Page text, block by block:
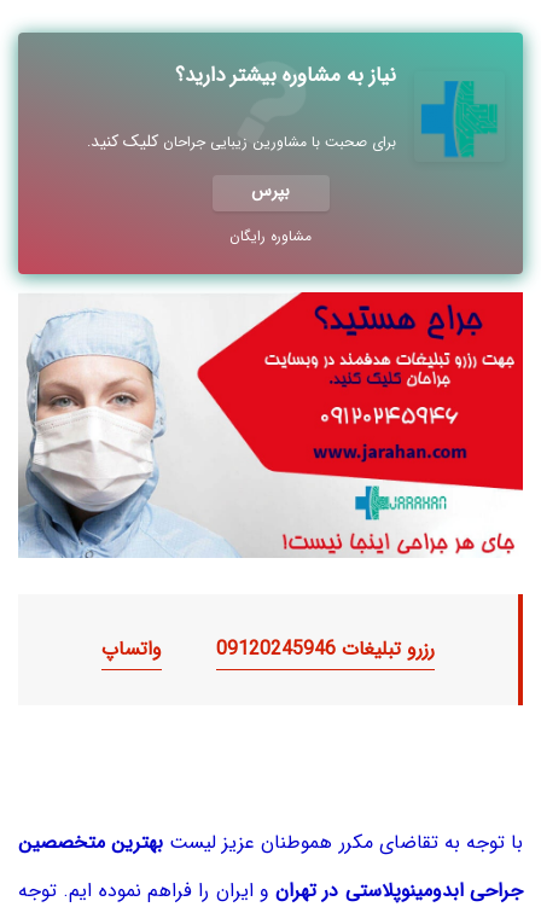
نیاز به مشاوره بیشتر دارید؟
برای صحبت با مشاورین زیبایی جراحان کلیک کنید.
بپرس
مشاوره رایگان
رزرو تبلیغات 09120245946 واتساپ
با توجه به تقاضای مکرر هموطنان عزیز لیست بهترین متخصصین
جراحی ابدومینوپلاستی در تهرانو ایران را فراهم نموده ایم. توجه